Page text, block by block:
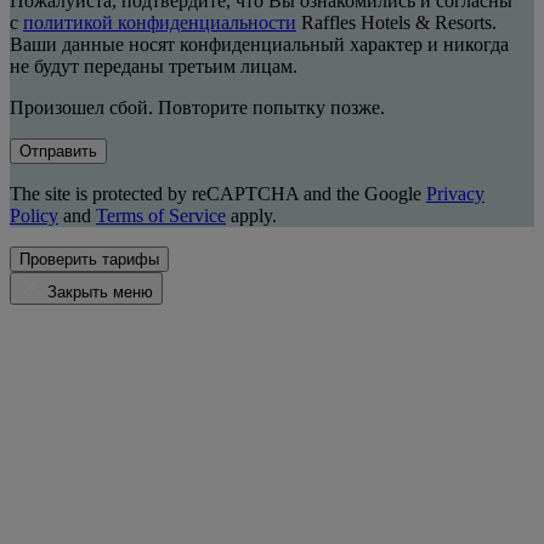
с политикой конфиденциальности Raffles Hotels & Resorts.
Ваши данные носят конфиденциальный характер и никогда
не будут переданы третьим лицам.
Произошел сбой. Повторите попытку позже.
Отправить
The site is protected by reCAPTCHA and the Google Privacy
Policy and Terms of Service apply.
Проверить тарифы
Закрыть меню